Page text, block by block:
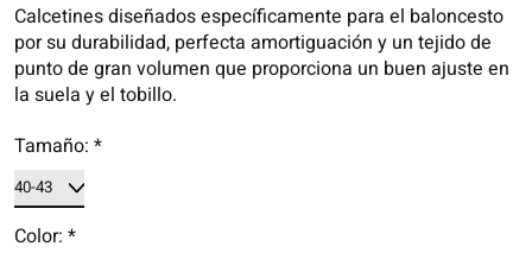
Calcetines diseñados específicamente para el baloncesto
por su durabilidad, perfecta amortiguación y un tejido de
punto de gran volumen que proporciona un buen ajuste en
la suela y el tobillo.
Tamaño: *
Color: *